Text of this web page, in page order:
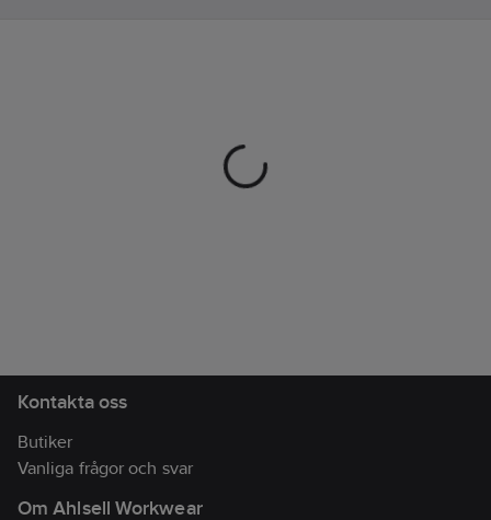
Kontakta oss
Butiker
Vanliga frågor och svar
Om Ahlsell Workwear